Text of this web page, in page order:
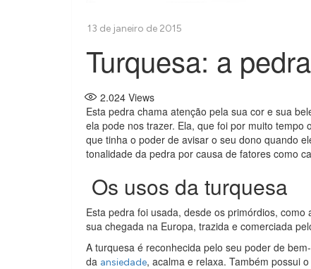
Turquesa: a
2.024 Views
Esta pedra chama atenção pela sua cor e sua
ela pode nos trazer. Ela, que foi por muito
que tinha o poder de avisar o seu dono quando
tonalidade da pedra por causa de fatores como
Os usos da turquesa
Esta pedra foi usada, desde os primórdios,
sua chegada na Europa, trazida e comerciada
A turquesa é reconhecida pelo seu poder de
da ansiedade, acalma e relaxa. Também possui